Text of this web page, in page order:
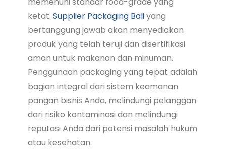
ketat. Supplier Packaging Baliyang
bertanggung jawab akan menyediakan
produk yang telah teruji dan disertifikasi
aman untuk makanan dan minuman.
Penggunaan packaging yang tepat adalah
bagian integral dari sistem keamanan
pangan bisnis Anda, melindungi pelanggan
dari risiko kontaminasi dan melindungi
reputasi Anda dari potensi masalah hukum
atau kesehatan.